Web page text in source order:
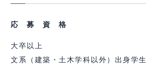
応 募 資 格
大卒以上
文系（建築・土木学科以外）出身学